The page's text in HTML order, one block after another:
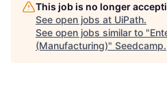
This job is no longer
See open jobs at UiPath.
See open jobs similar to "
(Manufacturing)" Seedcamp.